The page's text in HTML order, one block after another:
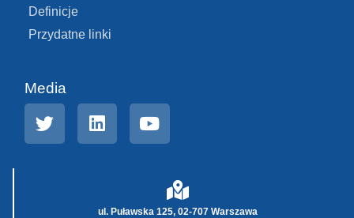
Definicje
Przydatne linki
Media
ul. Puławska 125, 02-707 Warszawa